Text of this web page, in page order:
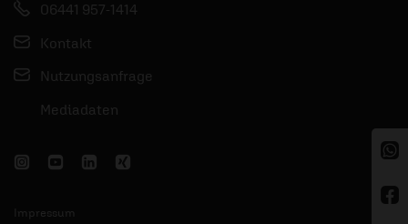
06441 957-1414
Kontakt
Nutzungsanfrage
Mediadaten
Impressum